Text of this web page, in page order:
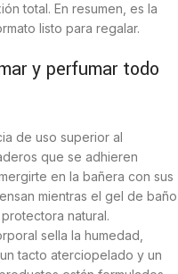
total. En resumen, es la
listo para regalar.
y perfumar todo
de uso superior al
que se adhieren
en la bañera con sus
mientras el gel de baño
natural.
sella la humedad,
tacto aterciopelado y un